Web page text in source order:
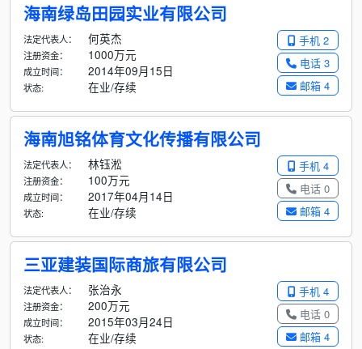
海南绿岛田园实业有限公司
手机 2
电话 3
邮箱 4
法定代表人： 何英杰
注册资金： 1000万元
成立时间： 2014年09月15日
状态: 在业/存续
海南旭铭体育文化传播有限公司
手机 4
电话 0
邮箱 4
法定代表人： 林钰淞
注册资金： 100万元
成立时间： 2017年04月14日
状态: 在业/存续
三亚建装国际商旅有限公司
手机 4
电话 0
邮箱 4
法定代表人： 张治永
注册资金： 200万元
成立时间： 2015年03月24日
状态: 在业/存续